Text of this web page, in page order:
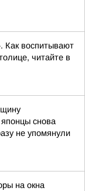
Как воспитывают
читайте в
снова
не упомянули
на окна